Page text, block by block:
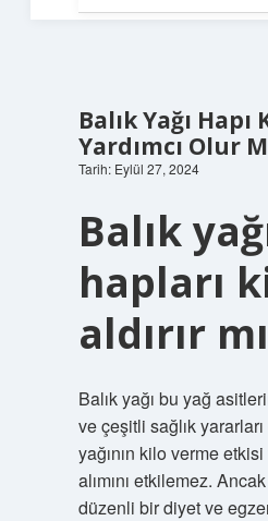
Balık Yağı
Yardımcı Olur
Tarih: Eylül 27, 2024
Balık
hapları
aldırır
Balık yağı bu yağ
ve çeşitli sağlık
yağının kilo verme
alımını etkilemez.
düzenli bir diyet ve